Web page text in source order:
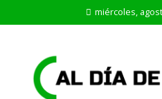
miércoles,